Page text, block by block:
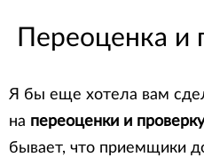
Переоценка
Я бы еще хотела вам
на переоценки и
бывает, что приемщики